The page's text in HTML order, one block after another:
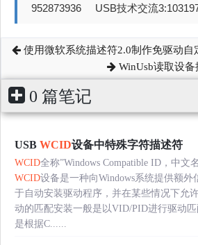
952873936 USB技术交流
使用微软系统描述符2.0制作免驱动自
WinUsb读取设
0 篇笔记
USB WCID设备中特殊字符描述符
WCID全称”Windows Compatible ID，中文
WCID设备是一种向Windows系统提供额外
于自动安装驱动程序，并在某些情况下允
动的匹配安装一般是以VID/PID进行驱动匹
是根据C......